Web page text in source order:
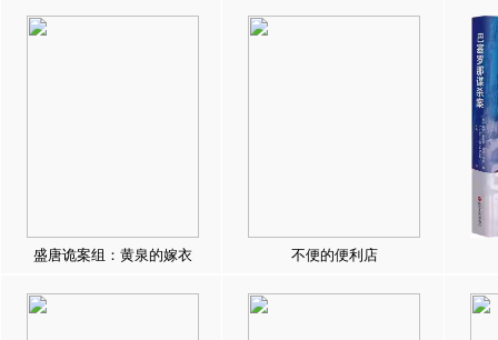
盛唐诡案组：黄泉的嫁衣 不便的便利店